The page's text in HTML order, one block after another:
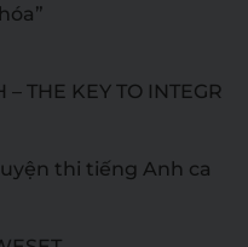
THE KEY TO INTEGR
thi tiếng Anh ca